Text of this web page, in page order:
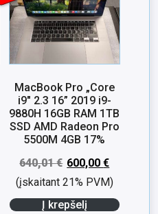
MacBook Pro „Core
i9″ 2.3 16” 2019 i9-
9880H 16GB RAM 1TB
SSD AMD Radeon Pro
5500M 4GB 17%
640,01€ 600,00€
(įskaitant 21% PVM)
Į krepšelį